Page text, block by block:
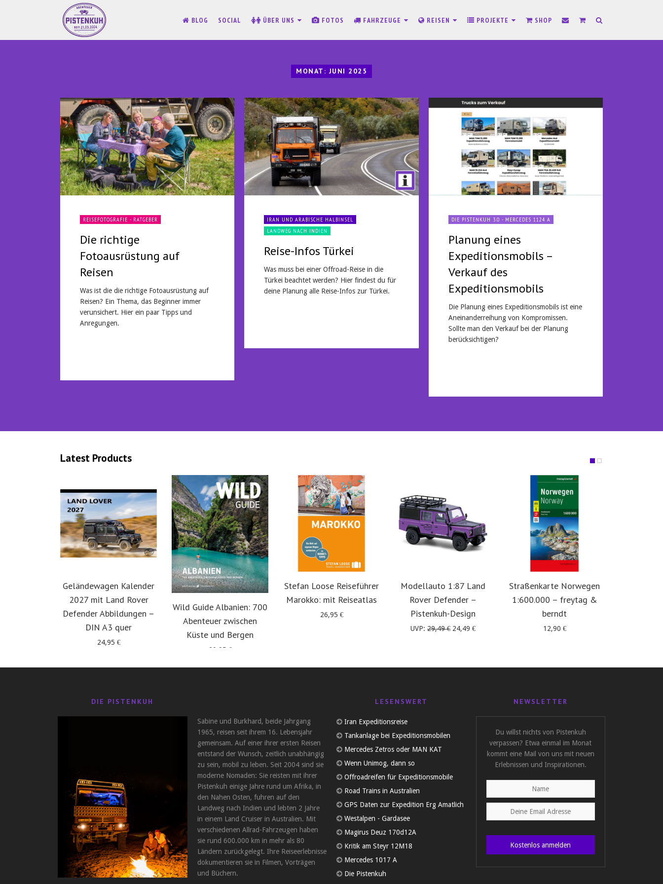
BLOG SOCIAL ÜBER UNS FOTOS FAHRZEUGE REISEN PROJEKTE SHOP
MONAT: JUNI 2025
REISEFOTOGRAFIE - RATGEBER
Die richtige
Fotoausrüstung auf
Reisen
Was ist die die richtige Fotoausrüstung auf
Reisen? Ein Thema, das Beginner immer
verunsichert. Hier ein paar Tipps und
Anregungen.
IRAN UND ARABISCHE HALBINSEL
LANDWEG NACH INDIEN
Reise-Infos Türkei
Was muss bei einer Offroad-Reise in die
Türkei beachtet werden? Hier findest du für
deine Planung alle Reise-Infos zur Türkei.
DIE PISTENKUH 3.0 - MERCEDES 1124 A
Planung eines
Expeditionsmobils –
Verkauf des
Expeditionsmobils
Die Planung eines Expeditionsmobils ist eine
Aneinanderreihung von Kompromissen.
Sollte man den Verkauf bei der Planung
berücksichtigen?
Latest Products
Geländewagen Kalender
2027 mit Land Rover
Defender Abbildungen –
DIN A3 quer
24,95 €
Wild Guide Albanien: 700
Abenteuer zwischen
Küste und Bergen
29,95 €
Stefan Loose Reiseführer
Marokko: mit Reiseatlas
26,95 €
Modellauto 1:87 Land
Rover Defender –
Pistenkuh-Design
UVP: 29,49€ Ursprünglicher
24,49 €Aktueller
Straßenkarte Norwegen
1:600.000 – freytag &
berndt
12,90 €
DIE PISTENKUH
Sabine und Burkhard, beide Jahrgang
1965, reisen seit ihrem 16. Lebensjahr
gemeinsam. Auf einer ihrer ersten Reisen
entstand der Wunsch, zeitlich unabhängig
zu sein, mobil zu leben. Seit 2004 sind sie
moderne Nomaden: Sie reisten mit ihrer
Pistenkuh einige Jahre rund um Afrika, in
den Nahen Osten, fuhren auf den
Landweg nach Indien und lebten 2 Jahre
in einem Land Cruiser in Australien. Mit
verschiedenen Allrad-Fahrzeugen haben
sie rund 600.000 km in mehr als 80
Ländern zurückgelegt. Ihre Reiseerlebnisse
dokumentieren sie in Filmen, Vorträgen
und Büchern.
LESENSWERT
Iran Expeditionsreise
Tankanlage bei Expeditionsmobilen
Mercedes Zetros oder MAN KAT
Wenn Unimog, dann so
Offroadreifen für Expeditionsmobile
Road Trains in Australien
GPS Daten zur Expedition Erg Amatlich
Westalpen - Gardasee
Magirus Deuz 170d12A
Kritik am Steyr 12M18
Mercedes 1017 A
Die Pistenkuh
NEWSLETTER
Du willst nichts von Pistenkuh
verpassen? Etwa einmal im Monat
kommt eine Mail von uns mit neuen
Erlebnissen und Inspirationen.
Kostenlos anmelden